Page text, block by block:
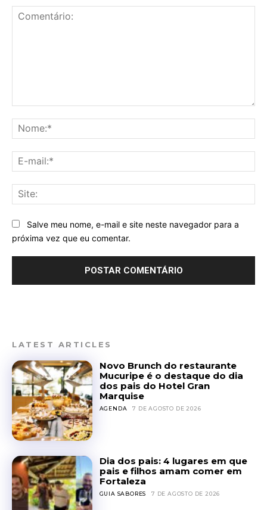
Salve meu nome, e-mail e site neste navegador para a
próxima vez que eu comentar.
LATEST ARTICLES
Novo Brunch do restaurante
Mucuripe é o destaque do dia
dos pais do Hotel Gran
Marquise
AGENDA 7 DE AGOSTO DE 2026
Dia dos pais: 4 lugares em que
pais e filhos amam comer em
Fortaleza
GUIA SABORES 7 DE AGOSTO DE 2026